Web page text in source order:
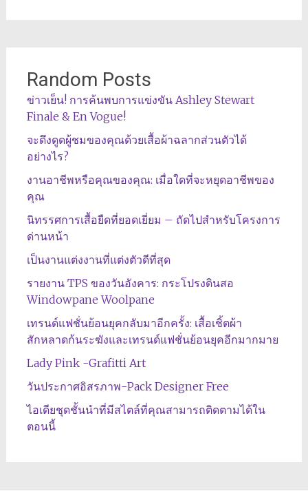
Random Posts
ข่าวเย็น! การค้นพบการแข่งขัน Ashley Stewart
Finale & En Vogue!
จะดึงดูดผู้ชมของคุณด้วยเสื้อผ้าฉลากส่วนตัวได้
อย่างไร?
งานอาชีพหรือคุณของคุณ: เมื่อใดที่จะหยุดอาชีพของ
คุณ
นิทรรศการเสื้อยืดที่ยอดเยี่ยม – ถัดไปสำหรับโครงการ
ด่านหน้า
เป็นงานแต่งงานที่แต่งตัวดีที่สุด
รายงาน TPS ของวันอังคาร: กระโปรงดินสอ
Windowpane Woolpane
เทรนด์แฟชั่นย้อนยุคกลับมาอีกครั้ง: เสื้อเชิ้ตผ้า
สักหลาดก้นระฆังและเทรนด์แฟชั่นย้อนยุคอีกมากมาย
Lady Pink -Grafitti Art
วันประกาศอิสรภาพ-Pack Designer Free
ไอเดียชุดชั้นนำที่มีสไตล์ที่คุณสามารถติดตามได้ใน
ตอนนี้